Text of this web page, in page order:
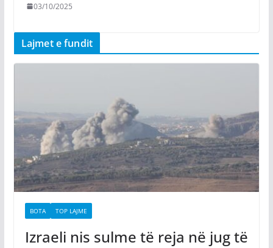
03/10/2025
Lajmet e fundit
BOTA TOP LAJME
Izraeli nis sulme të reja në jug të